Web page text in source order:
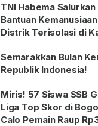
TNI Habema Salurkan
Bantuan
Distrik Terisolasi di
Semarakkan Bulan
Republik Indonesia!
Miris! 57 Siswa SSB
Liga Top Skor di
Calo Pemain Raup